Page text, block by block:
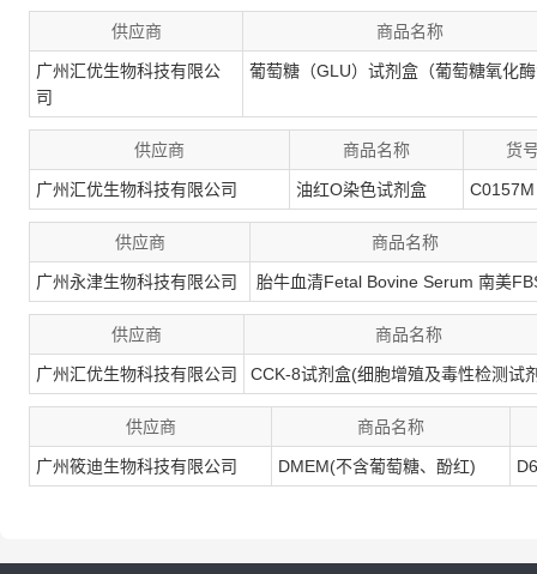
供应商 商品名称
广州汇优生物科技有限公
司
葡萄糖（GLU）试剂盒（葡萄糖氧化
供应商 商品名称 货
广州汇优生物科技有限公司 油红O染色试剂盒 C0157M
供应商 商品名称
广州永津生物科技有限公司 胎牛血清Fetal Bovine Serum 南美
供应商 商品名称
广州汇优生物科技有限公司 CCK-8试剂盒(细胞增殖及毒性检测试
供应商 商品名称
广州筱迪生物科技有限公司 DMEM(不含葡萄糖、酚红)